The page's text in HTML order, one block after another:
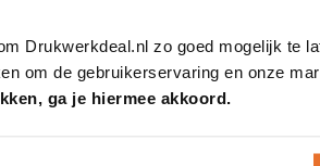
Drukwerkdeal.nl zo goed mogelijk te
om de gebruikerservaring en onze
ga je hiermee akkoord.